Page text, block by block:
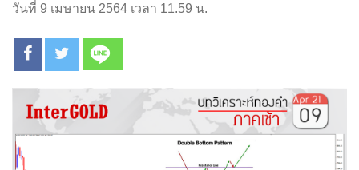
วันที่ 9 เมษายน 2564 เวลา 11.59 น.